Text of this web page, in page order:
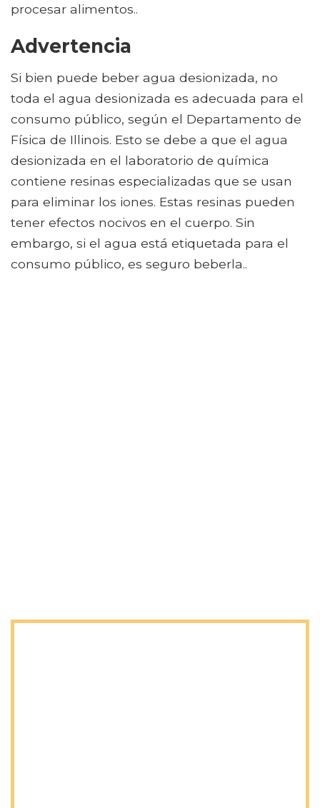
procesar alimentos..
Advertencia
Si bien puede beber agua desionizada, no
toda el agua desionizada es adecuada para el
consumo público, según el Departamento de
Física de Illinois. Esto se debe a que el agua
desionizada en el laboratorio de química
contiene resinas especializadas que se usan
para eliminar los iones. Estas resinas pueden
tener efectos nocivos en el cuerpo. Sin
embargo, si el agua está etiquetada para el
consumo público, es seguro beberla..